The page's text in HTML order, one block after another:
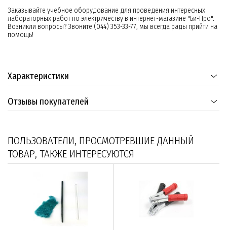
Заказывайте учебное оборудование для проведения интересных
лабораторных работ по электричеству в интернет-магазине "Би-Про".
Возникли вопросы? Звоните (044) 353-33-77, мы всегда рады прийти на
помощь!
Характеристики
Отзывы покупателей
ПОЛЬЗОВАТЕЛИ, ПРОСМОТРЕВШИЕ ДАННЫЙ
ТОВАР, ТАКЖЕ ИНТЕРЕСУЮТСЯ